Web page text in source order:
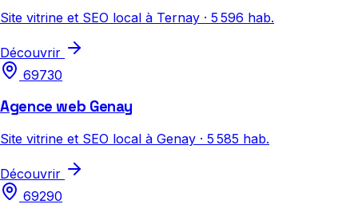
Site vitrine et SEO local à Ternay · 5 596 hab.
Découvrir
69730
Agence web Genay
Site vitrine et SEO local à Genay · 5 585 hab.
Découvrir
69290